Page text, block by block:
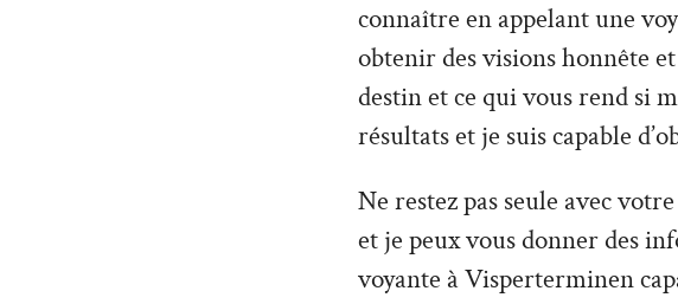
connaître en appelant une
obtenir des visions honnête
destin et ce qui vous rend si
résultats et je suis capable
Ne restez pas seule avec
et je peux vous donner des
voyante à Visperterminen